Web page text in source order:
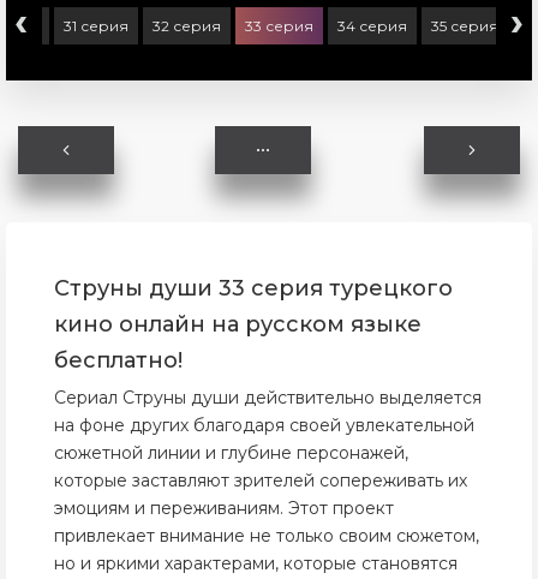
‹ 31 серия 32 серия 33 серия 34 серия 35 серия ›
Струны души 33 серия турецкого
кино онлайн на русском языке
бесплатно!
Сериал Струны души действительно выделяется
на фоне других благодаря своей увлекательной
сюжетной линии и глубине персонажей,
которые заставляют зрителей сопереживать их
эмоциям и переживаниям. Этот проект
привлекает внимание не только своим сюжетом,
но и яркими характерами, которые становятся